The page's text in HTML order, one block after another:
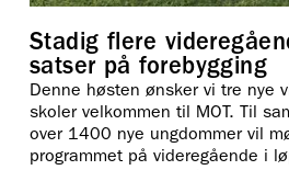
Stadig flere
satser på forebygging
Denne høsten ønsker vi tre nye
skoler velkommen til MOT. Til
over 1400 nye ungdommer vil
programmet på videregående i